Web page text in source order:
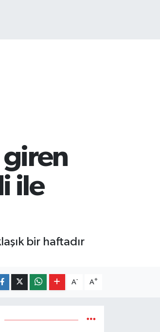
giren
ile
bir haftadır
A- A+